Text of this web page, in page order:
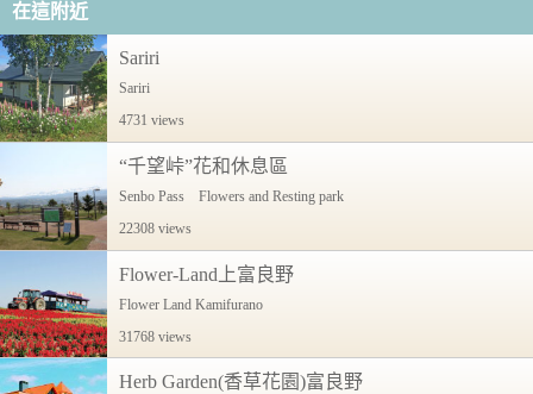
在這附近
Sariri
Sariri
4731 views
“千望峠”花和休息區
Senbo Pass Flowers and Resting park
22308 views
Flower-Land上富良野
Flower Land Kamifurano
31768 views
Herb Garden(香草花園)富良野